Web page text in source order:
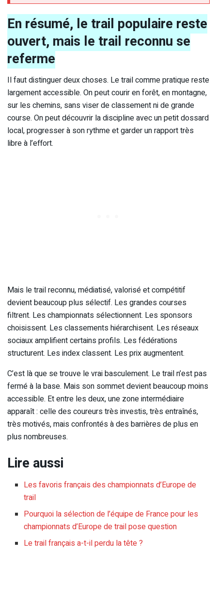
En résumé, le trail populaire reste
ouvert, mais le trail reconnu se
referme
Il faut distinguer deux choses. Le trail comme pratique reste
largement accessible. On peut courir en forêt, en montagne,
sur les chemins, sans viser de classement ni de grande
course. On peut découvrir la discipline avec un petit dossard
local, progresser à son rythme et garder un rapport très
libre à l’effort.
Mais le trail reconnu, médiatisé, valorisé et compétitif
devient beaucoup plus sélectif. Les grandes courses
filtrent. Les championnats sélectionnent. Les sponsors
choisissent. Les classements hiérarchisent. Les réseaux
sociaux amplifient certains profils. Les fédérations
structurent. Les index classent. Les prix augmentent.
C’est là que se trouve le vrai basculement. Le trail n’est pas
fermé à la base. Mais son sommet devient beaucoup moins
accessible. Et entre les deux, une zone intermédiaire
apparaît : celle des coureurs très investis, très entraînés,
très motivés, mais confrontés à des barrières de plus en
plus nombreuses.
Lire aussi
Les favoris français des championnats d’Europe de
trail
Pourquoi la sélection de l’équipe de France pour les
championnats d’Europe de trail pose question
Le trail français a-t-il perdu la tête ?